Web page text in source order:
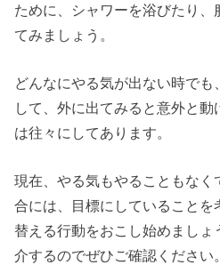
ために、シャワーを浴びたり、
てみましょう。
どんなにやる気が出ない時でも
して、外に出てみると意外と動
は往々にしてあります。
現在、やる気もやることもな
合には、目標にしていることを
替える行動をおこし始めましょ
介するのでぜひご確認ください。